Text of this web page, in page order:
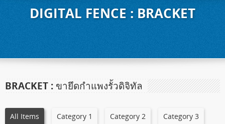
DIGITAL FENCE : BRACKET
BRACKET : ขายึดกำแพงรั้วดิจิทัล
All Items Category 1 Category 2 Category 3